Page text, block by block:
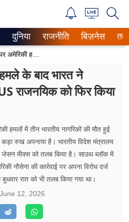
दुनिया राजनीति बिज़नेस
के बाद भारत ने
राजनयिक को फिर किया
हमलों में तीन भारतीय नागरिकों की मौत हुई
रुख अपनाया है। भारतीय विदेश मंत्रालय
जेसन ​मीक्स को तलब किया है। साउथ ब्लॉक में
नौसेना की कार्रवाई पर अपना विरोध दर्ज
रात को भी तलब किया गया था।
June 12, 2026